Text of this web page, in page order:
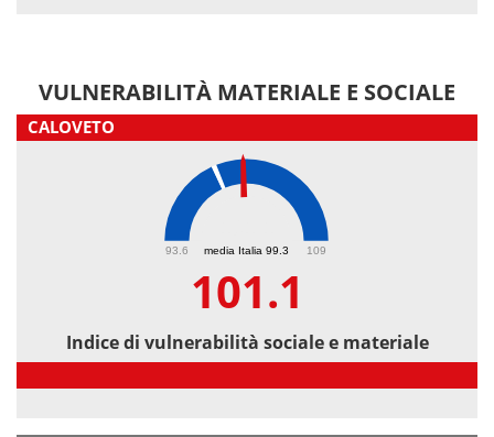
VULNERABILITÀ MATERIALE E SOCIALE
CALOVETO
media Italia 99.3
93.6 109
101.1
Indice di vulnerabilità sociale e materiale